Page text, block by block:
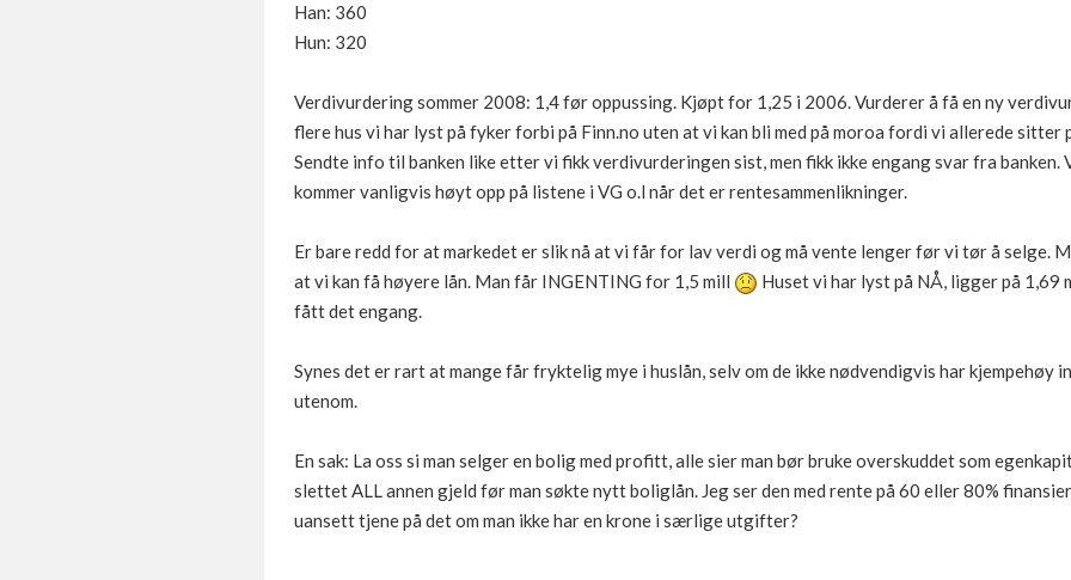
Han: 360
Hun: 320
Verdivurdering sommer 2008: 1,4 før oppussing. Kjøpt for 1,25 i 2006. Vurderer å få en ny
flere hus vi har lyst på fyker forbi på Finn.no uten at vi kan bli med på moroa fordi vi allerede sitter
Sendte info til banken like etter vi fikk verdivurderingen sist, men fikk ikke engang svar fra banken.
kommer vanligvis høyt opp på listene i VG o.l når det er rentesammenlikninger.
Er bare redd for at markedet er slik nå at vi får for lav verdi og må vente lenger før vi tør å selge.
at vi kan få høyere lån. Man får INGENTING for 1,5 mill
Huset vi har lyst på NÅ, ligger på 1,69
fått det engang.
Synes det er rart at mange får fryktelig mye i huslån, selv om de ikke nødvendigvis har kjempehøy
utenom.
En sak: La oss si man selger en bolig med profitt, alle sier man bør bruke overskuddet som
slettet ALL annen gjeld før man søkte nytt boliglån. Jeg ser den med rente på 60 eller 80%
uansett tjene på det om man ikke har en krone i særlige utgifter?